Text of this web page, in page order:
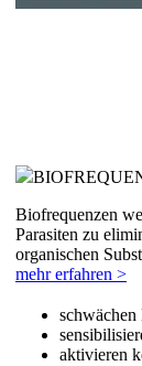
Biofrequenzen
Parasiten zu
organischen
mehr erfahren >
schwächen
aktivieren